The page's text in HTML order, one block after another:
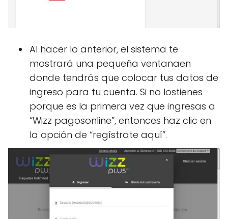
Al hacer lo anterior, el sistema te
mostrará una pequeña ventanaen
donde tendrás que colocar tus datos de
ingreso para tu cuenta. Si no lostienes
porque es la primera vez que ingresas a
“Wizz pagosonline”, entonces haz clic en
la opción de “regístrate aquí”.